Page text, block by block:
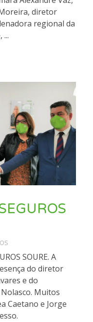
diretor
regional da
...
SOURE. A
do diretor
e do
Muitos
Caetano e Jorge